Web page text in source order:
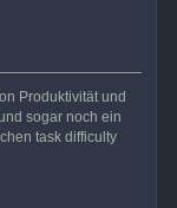
Produktivität und
sogar noch ein
task difficulty